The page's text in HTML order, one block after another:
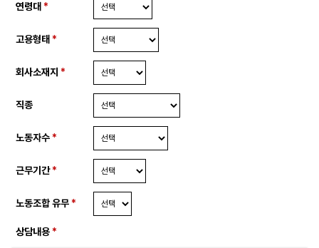
연령대 *
고용형태 *
회사소재지 *
직종
노동자수 *
근무기간*
노동조합 유무 *
상담내용 *